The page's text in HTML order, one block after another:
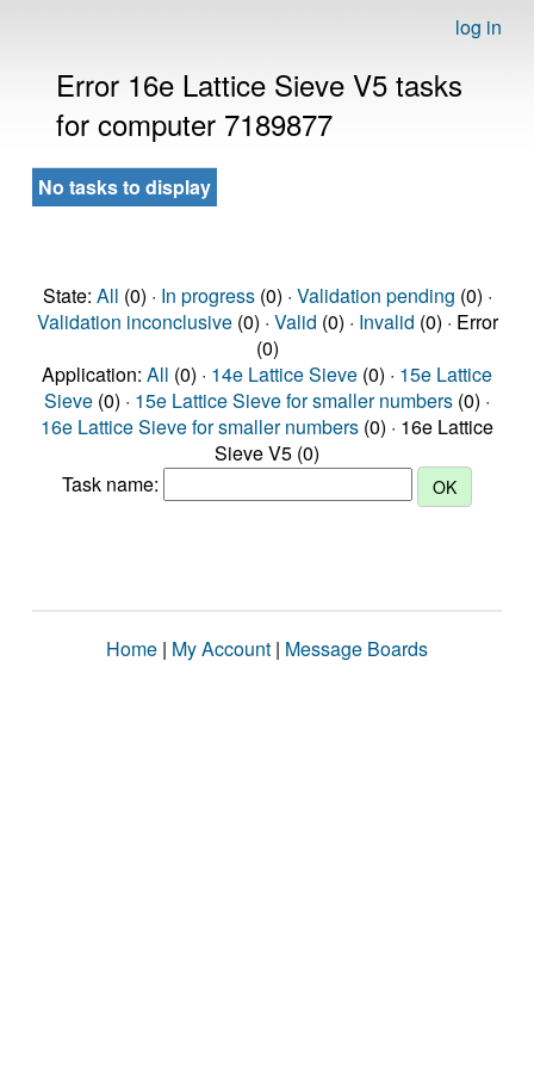
log in
Error 16e Lattice Sieve V5 tasks
for computer 7189877
No tasks to display
State: All (0) · In progress(0) · Validation pending (0) ·
Validation inconclusive(0) · Valid (0) · Invalid (0) · Error
(0)
Application: All (0) · 14e Lattice Sieve (0) · 15e Lattice
Sieve (0) · 15e Lattice Sieve for smaller numbers (0) ·
16e Lattice Sieve for smaller numbers (0) · 16e Lattice
Sieve V5 (0)
Task name:
Home | My Account | Message Boards